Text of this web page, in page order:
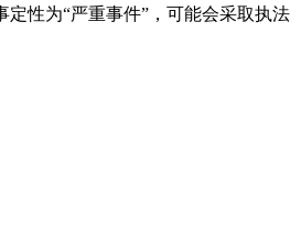
性为“严重事件”，可能会采取执法